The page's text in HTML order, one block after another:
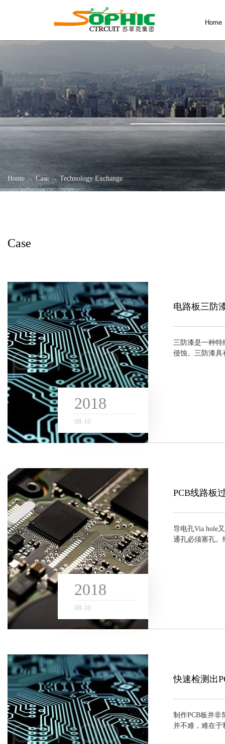
Home
Home → Case → Technology Exchange
Case
2018
08- 10
电路板三防
三防漆是一种特
侵蚀。三防漆具
2018
08- 10
PCB线路板
导电孔Via hole
通孔必须塞孔。
快速检测出
制作PCB板并非
并不难，难在于